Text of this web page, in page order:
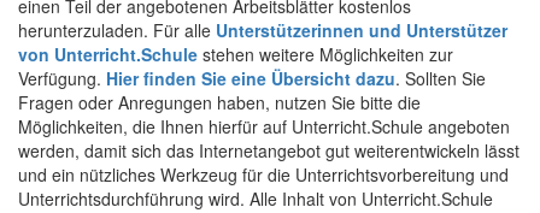
einen Teil der angebotenen Arbeitsblätter kostenlos
herunterzuladen. Für alle Unterstützerinnen und Unterstützer
von Unterricht.Schule stehen weitere Möglichkeiten zur
Verfügung. Hier finden Sie eine Übersicht dazu. Sollten Sie
Fragen oder Anregungen haben, nutzen Sie bitte die
Möglichkeiten, die Ihnen hierfür auf Unterricht.Schule angeboten
werden, damit sich das Internetangebot gut weiterentwickeln lässt
und ein nützliches Werkzeug für die Unterrichtsvorbereitung und
Unterrichtsdurchführung wird. Alle Inhalt von Unterricht.Schule